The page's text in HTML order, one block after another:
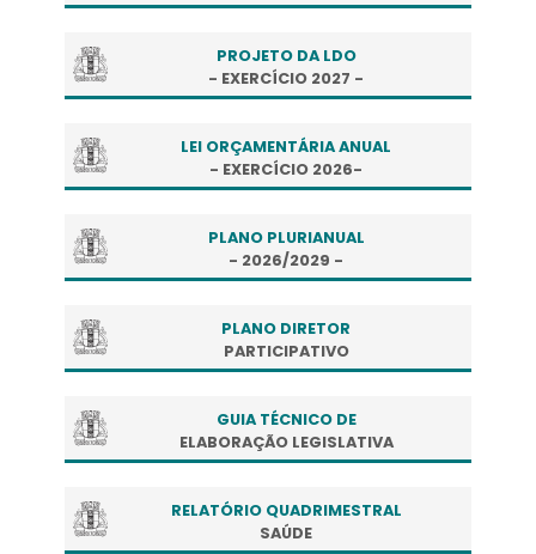
PROJETO DA LDO
- EXERCÍCIO 2027 -
LEI ORÇAMENTÁRIA ANUAL
- EXERCÍCIO 2026-
PLANO PLURIANUAL
- 2026/2029 -
PLANO DIRETOR
PARTICIPATIVO
GUIA TÉCNICO DE
ELABORAÇÃO LEGISLATIVA
RELATÓRIO QUADRIMESTRAL
SAÚDE